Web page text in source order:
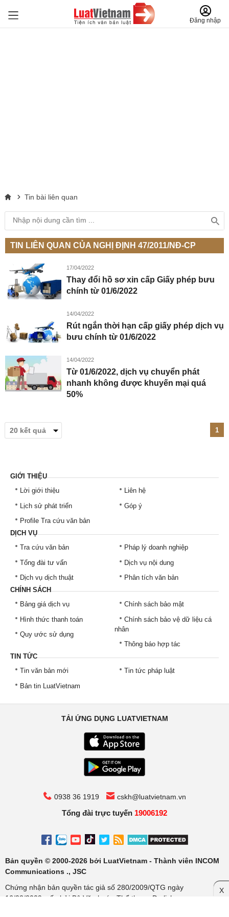
Đăng nhập
Tin bài liên quan
TIN LIÊN QUAN CỦA NGHỊ ĐỊNH 47/2011/NĐ-CP
17/04/2022
Thay đổi hồ sơ xin cấp Giấy phép bưu
chính từ 01/6/2022
14/04/2022
Rút ngắn thời hạn cấp giấy phép dịch vụ
bưu chính từ 01/6/2022
14/04/2022
Từ 01/6/2022, dịch vụ chuyển phát
nhanh không được khuyến mại quá
50%
1
GIỚI THIỆU
Lời giới thiệu
Lịch sử phát triển
Profile Tra cứu văn bản
Liên hệ
Góp ý
DỊCH VỤ
Tra cứu văn bản
Tổng đài tư vấn
Dịch vụ dịch thuật
Pháp lý doanh nghiệp
Dịch vụ nội dung
Phân tích văn bản
CHÍNH SÁCH
Bảng giá dịch vụ
Hình thức thanh toán
Quy ước sử dụng
Chính sách bảo mật
Chính sách bảo vệ dữ liệu cá
nhân
Thông báo hợp tác
TIN TỨC
Tin văn bản mới
Bản tin LuatVietnam
Tin tức pháp luật
TẢI ỨNG DỤNG LUATVIETNAM
0938 36 1919 cskh@luatvietnam.vn
Tổng đài trực tuyến 19006192
Bản quyền © 2000-2026 bởi LuatVietnam - Thành viên INCOM
Communications ., JSC
Chứng nhận bản quyền tác giả số 280/2009/QTG ngày
16/02/2009, cấp bởi Bộ Văn hoá - Thể thao - Du lịch
X